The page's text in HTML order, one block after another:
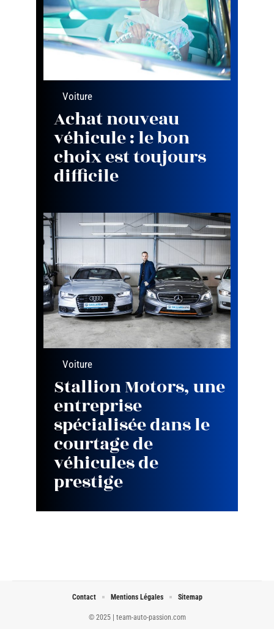
Voiture
Achat nouveau
véhicule : le bon
choix est toujours
difficile
Voiture
Stallion Motors, une
entreprise
spécialisée dans le
courtage de
véhicules de
prestige
© 2025 | team-auto-passion.com
Contact Mentions Légales Sitemap